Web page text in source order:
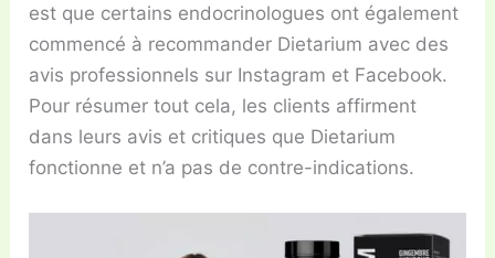
est que certains endocrinologues ont également
commencé à recommander Dietarium avec des
avis professionnels sur Instagram et Facebook.
Pour résumer tout cela, les clients affirment
dans leurs avis et critiques que Dietarium
fonctionne et n’a pas de contre-indications.